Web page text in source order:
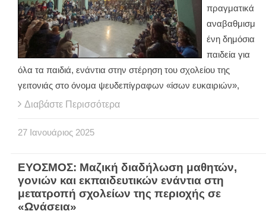
πραγματικά
αναβαθμισμ
ένη δημόσια
παιδεία για
όλα τα παιδιά, ενάντια στην στέρηση του σχολείου της
γειτονιάς στο όνομα ψευδεπίγραφων «ίσων ευκαιριών»,
Διαβάστε Περισσότερα
27 Ιανουάριος 2025
ΕΥΟΣΜΟΣ: Μαζική διαδήλωση μαθητών,
γονιών και εκπαιδευτικών ενάντια στη
μετατροπή σχολείων της περιοχής σε
«Ωνάσεια»